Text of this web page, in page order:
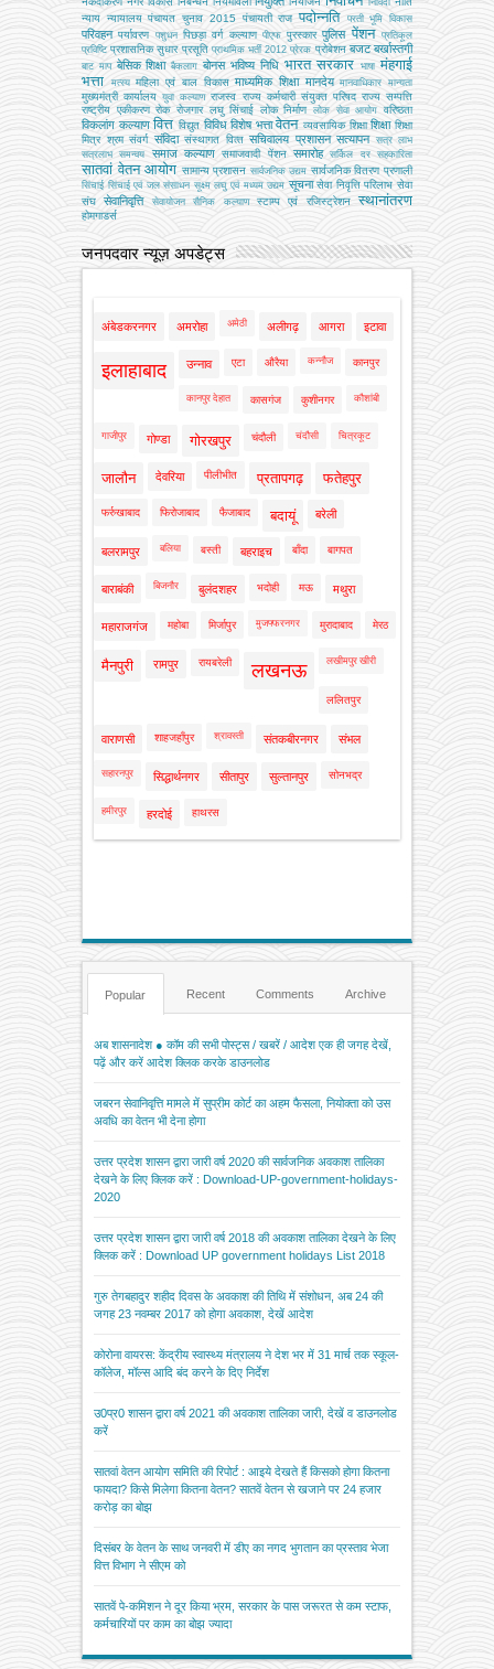
निविदा
न्याय न्यायालय पंचायत चुनाव 2015 पंचायती राज पदोन्नति परती भूमि विकास
परिवहन पर्यावरण पशुधन पिछड़ा वर्ग कल्‍याण पीएफ पुरस्कार पुलिस पेंशन
प्रतिकूल
प्रविष्टि प्रशासनिक सुधार प्रसूति प्राथमिक भर्ती 2012 प्रेरक प्रोबेशन बजट बर्खास्तगी
बाट माप बेसिक शिक्षा बैकलाग बोनस भविष्य निधि भारत सरकार भाषा मंहगाई
भत्ता
मत्‍स्‍य महिला एवं बाल विकास माध्यमिक शिक्षा मानदेय मानवाधिकार मान्यता
मुख्‍यमंत्री कार्यालय युवा कल्याण राजस्व राज्य कर्मचारी संयुक्त परिषद राज्य सम्पत्ति
राष्ट्रीय एकीकरण रोक रोजगार लघु सिंचाई लोक निर्माण लोक सेवा आयोग वरिष्ठता
विकलांग कल्याण वित्त विद्युत विविध विशेष भत्ता वेतन व्‍यवसायिक शिक्षा शिक्षा शिक्षा
मित्र श्रम संवर्ग संविदा संस्‍थागत वित्‍त सचिवालय प्रशासन सत्यापन सत्र लाभ
सत्रलाभ
समन्वय समाज कल्याण समाजवादी पेंशन समारोह सर्किल दर सहकारिता
सातवां वेतन आयोग सामान्य प्रशासन सार्वजनिक उद्यम सार्वजनिक वितरण प्रणाली
सिंचाई सिंचाई एवं जल संसाधन सूक्ष्म लघु एवं मध्यम उद्यम सूचना सेवा निवृत्ति परिलाभ सेवा
संघ
सेवानिवृत्ति सेवायोजन सैनिक कल्‍याण स्टाम्प एवं रजिस्ट्रेशन स्थानांतरण
होमगाडर्स
जनपदवार न्यूज़ अपडेट्स
अंबेडकरनगर अमरोहा अमेठी अलीगढ़ आगरा इटावा
इलाहाबाद उन्नाव एटा औरैया कन्नौज कानपुर
कानपुर देहात कासगंज कुशीनगर कौशांबी
गाजीपुर गोण्डा गोरखपुर चंदौली चंदौसी चित्रकूट
जालौन देवरिया पीलीभीत प्रतापगढ़ फतेहपुर
फर्रुखाबाद फिरोजाबाद फैजाबाद बदायूं बरेली
बलरामपुर बलिया बस्ती बहराइच बाँदा बागपत
बाराबंकी बिजनौर बुलंदशहर भदोही मऊ मथुरा
महाराजगंज महोबा मिर्जापुर मुजफ्फरनगर मुरादाबाद मेरठ
मैनपुरी रामपुर रायबरेली लखनऊ लखीमपुर खीरी
ललितपुर
वाराणसी शाहजहाँपुर श्रावस्ती संतकबीरनगर संभल
सहारनपुर सिद्धार्थनगर सीतापुर सुल्तानपुर सोनभद्र
हमीरपुर हरदोई हाथरस
Popular Recent Comments Archive
अब शासनादेश ● कॉम की सभी पोस्ट्स / खबरें / आदेश एक ही जगह देखें,
पढ़ें और करें आदेश क्लिक करके डाउनलोड
जबरन सेवानिवृत्ति मामले में सुप्रीम कोर्ट का अहम फैसला, नियोक्ता को उस
अवधि का वेतन भी देना होगा
उत्तर प्रदेश शासन द्वारा जारी वर्ष 2020 की सार्वजनिक अवकाश तालिका
देखने के लिए क्लिक करें : Download-UP-government-holidays-
2020
उत्तर प्रदेश शासन द्वारा जारी वर्ष 2018 की अवकाश तालिका देखने के लिए
क्लिक करें : Download UP government holidays List 2018
गुरु तेगबहादुर शहीद दिवस के अवकाश की तिथि में संशोधन, अब 24 की
जगह 23 नवम्बर 2017 को होगा अवकाश, देखें आदेश
कोरोना वायरस: केंद्रीय स्वास्थ्य मंत्रालय ने देश भर में 31 मार्च तक स्कूल-
कॉलेज, मॉल्स आदि बंद करने के दिए निर्देश
उ0प्र0 शासन द्वारा वर्ष 2021 की अवकाश तालिका जारी, देखें व डाउनलोड
करें
सातवां वेतन आयोग समिति की रिपोर्ट : आइये देखते हैं किसको होगा कितना
फायदा? किसे मिलेगा कितना वेतन? सातवें वेतन से खजाने पर 24 हजार
करोड़ का बोझ
दिसंबर के वेतन के साथ जनवरी में डीए का नगद भुगतान का प्रस्ताव भेजा
वित्त विभाग ने सीएम को
सातवें पे-कमिशन ने दूर किया भ्रम, सरकार के पास जरूरत से कम स्टाफ,
कर्मचारियों पर काम का बोझ ज्यादा